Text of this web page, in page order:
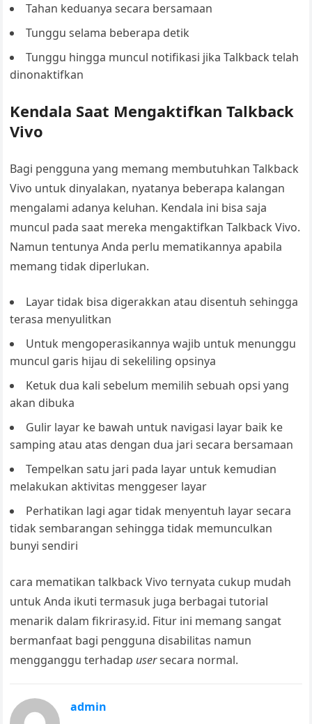
Tahan keduanya secara bersamaan
Tunggu selama beberapa detik
Tunggu hingga muncul notifikasi jika Talkback telah
dinonaktifkan
Kendala Saat Mengaktifkan Talkback
Vivo
Bagi pengguna yang memang membutuhkan Talkback
Vivo untuk dinyalakan, nyatanya beberapa kalangan
mengalami adanya keluhan. Kendala ini bisa saja
muncul pada saat mereka mengaktifkan Talkback Vivo.
Namun tentunya Anda perlu mematikannya apabila
memang tidak diperlukan.
Layar tidak bisa digerakkan atau disentuh sehingga
terasa menyulitkan
Untuk mengoperasikannya wajib untuk menunggu
muncul garis hijau di sekeliling opsinya
Ketuk dua kali sebelum memilih sebuah opsi yang
akan dibuka
Gulir layar ke bawah untuk navigasi layar baik ke
samping atau atas dengan dua jari secara bersamaan
Tempelkan satu jari pada layar untuk kemudian
melakukan aktivitas menggeser layar
Perhatikan lagi agar tidak menyentuh layar secara
tidak sembarangan sehingga tidak memunculkan
bunyi sendiri
cara mematikan talkback Vivoternyata cukup mudah
untuk Anda ikuti termasuk juga berbagai tutorial
menarik dalamfikrirasy.id. Fitur ini memang sangat
bermanfaat bagi pengguna disabilitas namun
mengganggu terhadap usersecara normal.
admin